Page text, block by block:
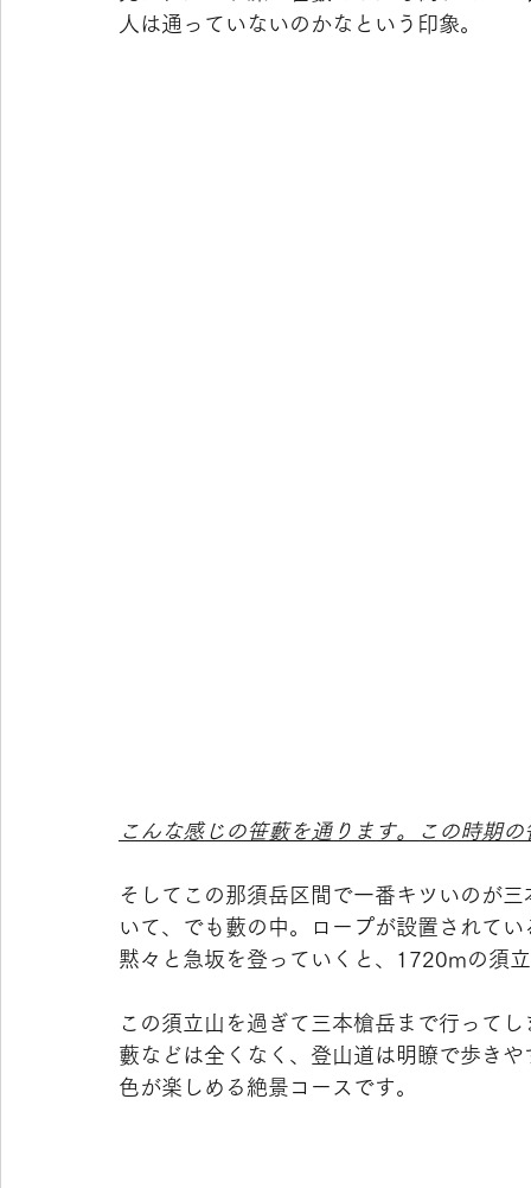
人は通っていないのかなという印象。
こんな感じの笹藪を通ります。この時期
そしてこの那須岳区間で一番キツいのが
いて、でも藪の中。ロープが設置されて
黙々と急坂を登っていくと、1720mの須
この須立山を過ぎて三本槍岳まで行って
藪などは全くなく、登山道は明瞭で歩き
色が楽しめる絶景コースです。